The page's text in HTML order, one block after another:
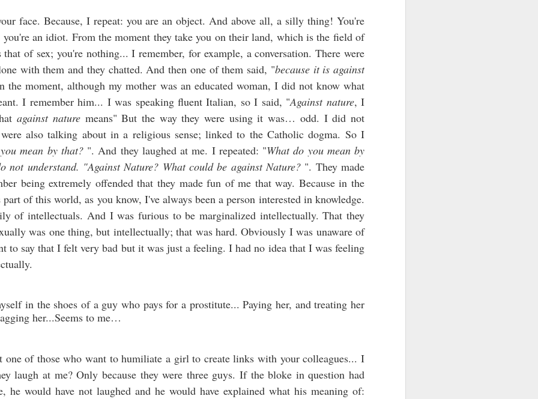
face. Because, I repeat: you are an object. And above all, a silly thing! You're
an idiot. From the moment they take you on their land, which is the field of
of sex; you're nothing... I remember, for example, a conversation. There were
with them and they chatted. And then one of them said, "because it is against
the moment, although my mother was an educated woman, I did not know what
I remember him... I was speaking fluent Italian, so I said, "Against nature, I
against naturemeans" But the way they were using it was… odd. I did not
also talking about in a religious sense; linked to the Catholic dogma. So I
mean by that?". And they laughed at me. I repeated: "What do you mean by
not understand. "Against Nature? What could be against Nature? ". They made
being extremely offended that they made fun of me that way. Because in the
of this world, as you know, I've always been a person interested in knowledge.
of intellectuals. And I was furious to be marginalized intellectually. That they
was one thing, but intellectually; that was hard. Obviously I was unaware of
to say that I felt very bad but it was just a feeling. I had no idea that I was feeling
in the shoes of a guy who pays for a prostitute... Paying her, and treating her
her...Seems to me…
one of those who want to humiliate a girl to create links with your colleagues... I
laugh at me? Only because they were three guys. If the bloke in question had
he would have not laughed and he would have explained what his meaning of:
Le vote « remain » (rester) était destiné à perdre le referendum
peuples de l’Union européenne ont maintenant voté contre le
néolibéral imposé par Bruxelles. Ce fut tout d’abord les Français
le 29 mai 2005, votèrent à 54,68% contre le traité de Rome 2. Trois
plus tard, les Hollandais firent de même. Le 5 juillet 2015, c’est au
des Grecs de voter contre le saccage de leur pays par le
Merkel et les banques françaises et allemandes.
24
LA CAISSIÉRE DE RENNES ET SON BAC +6
REPORTAGE DE STÉPHANE ET PHILIPPE NADOUCE
situation la plus délicate qu’une caissière a à gérer parce qu'on le
toutes au moins une fois... tu vois, si tu ne travailles pas à l’école,
finiras caissière ! »
PARTIE
oui, si tu ne travailles pas à l’école, tu finiras caissière ! » nous dit
Sam, une charmante caissière de Rennes qui va faire l’objet de
Un reportage de Philippe et Stéphane Nadouce
Le loyer on peut le payer… Largement… Largement…
le feu… qu’il y ait le feu dans les rues… Il faudra pas qui
ne quitterai pas ces lieux le temps qu’il y aura pas de solution !